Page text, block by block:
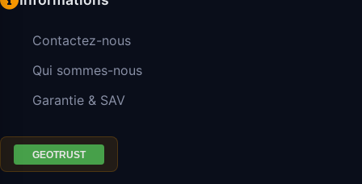
Contactez-nous
Qui sommes-nous
Garantie & SAV